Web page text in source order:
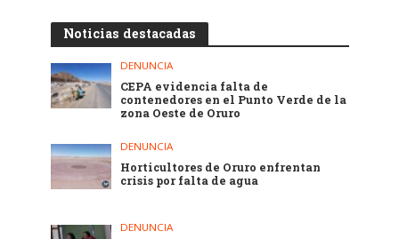
Noticias destacadas
DENUNCIA
CEPA evidencia falta de
contenedores en el Punto Verde de la
zona Oeste de Oruro
DENUNCIA
Horticultores de Oruro enfrentan
crisis por falta de agua
DENUNCIA